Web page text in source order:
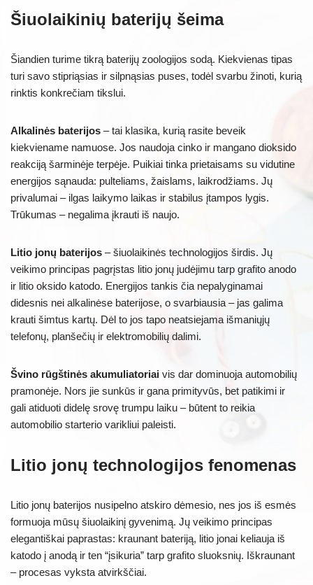
Šiuolaikinių baterijų šeima
Šiandien turime tikrą baterijų zoologijos sodą. Kiekvienas tipas
turi savo stipriąsias ir silpnąsias puses, todėl svarbu žinoti, kurią
rinktis konkrečiam tikslui.
Alkalinės baterijos – tai klasika, kurią rasite beveik
kiekviename namuose. Jos naudoja cinko ir mangano dioksido
reakciją šarminėje terpėje. Puikiai tinka prietaisams su vidutine
energijos sąnauda: pulteliams, žaislams, laikrodžiams. Jų
privalumai – ilgas laikymo laikas ir stabilus įtampos lygis.
Trūkumas – negalima įkrauti iš naujo.
Litio jonų baterijos – šiuolaikinės technologijos širdis. Jų
veikimo principas pagrįstas litio jonų judėjimu tarp grafito anodo
ir litio oksido katodo. Energijos tankis čia nepalyginamai
didesnis nei alkalinėse baterijose, o svarbiausia – jas galima
krauti šimtus kartų. Dėl to jos tapo neatsiejama išmaniųjų
telefonų, planšečių ir elektromobilių dalimi.
Švino rūgštinės akumuliatoriai vis dar dominuoja automobilių
pramonėje. Nors jie sunkūs ir gana primityvūs, bet patikimi ir
gali atiduoti didelę srovę trumpu laiku – būtent to reikia
automobilio starterio varikliui paleisti.
Litio jonų technologijos fenomenas
Litio jonų baterijos nusipelno atskiro dėmesio, nes jos iš esmės
formuoja mūsų šiuolaikinį gyvenimą. Jų veikimo principas
elegantiškai paprastas: kraunant bateriją, litio jonai keliauja iš
katodo į anodą ir ten “įsikuria” tarp grafito sluoksnių. Iškraunant
– procesas vyksta atvirkščiai.